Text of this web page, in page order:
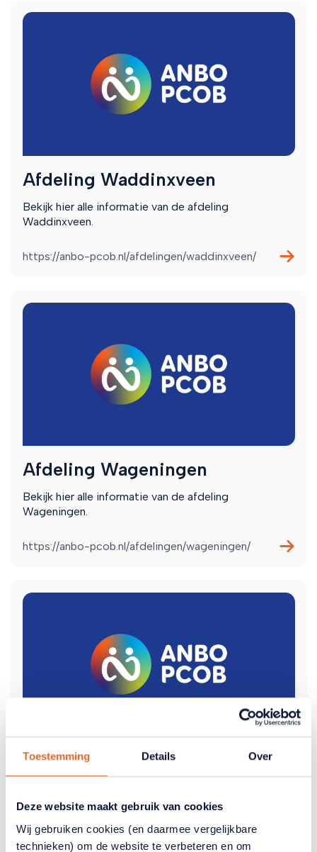
Toestemming Details Over
Deze website maakt gebruik van cookies
Wij gebruiken cookies (en daarmee vergelijkbare
technieken) om de website te verbeteren en om
Afdeling Waddinxveen
Bekijk hier alle informatie van de afdeling
Waddinxveen.
https://anbo-pcob.nl/afdelingen/waddinxveen/
Afdeling Wageningen
Bekijk hier alle informatie van de afdeling
Wageningen.
https://anbo-pcob.nl/afdelingen/wageningen/
Afdeling Walcheren